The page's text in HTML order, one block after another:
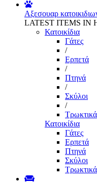
Αξεσουαρ
LATEST ITEMS IN
Κατοικίδια
Γάτες
/
Ερπετά
/
Πτηνά
/
Σκύλοι
/
Τρωκτικά
Κατοικίδια
Γάτες
Ερπετά
Πτηνά
Σκύλοι
Τρωκτικά